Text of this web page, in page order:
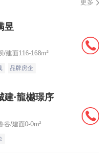
请：借款人向银行或
用途，金额及年限
：借款人及抵押人将
证件按要求准备齐
证、户口簿、收入
应合同、婚姻状况
权属人及配偶身份
明3、看房评估：由
地勘查、评（勘）
更多
昱
/建面116-168m²
品牌房企
建·龍樾璟序
谷/建面0-0m²